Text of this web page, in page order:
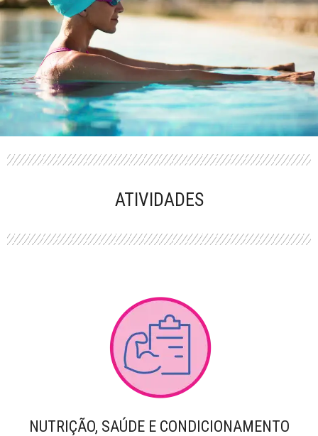
PERFORMANCE
ATIVIDADES
NUTRIÇÃO, SAÚDE E CONDICIONAMENTO